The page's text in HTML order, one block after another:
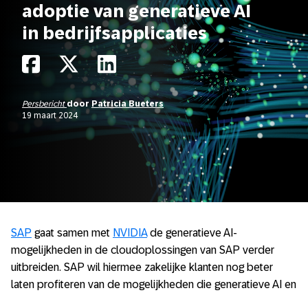
adoptie van generatieve AI
in bedrijfsapplicaties
Persberichtdoor Patricia Bueters
19 maart 2024
SAP gaat samen met NVIDIAde generatieve AI-
mogelijkheden in de cloudoplossingen van SAP verder
uitbreiden. SAP wil hiermee zakelijke klanten nog beter
laten profiteren van de mogelijkheden die generatieve AI en